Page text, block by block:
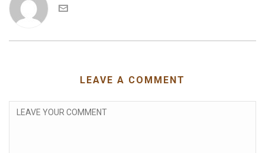
LEAVE A COMMENT